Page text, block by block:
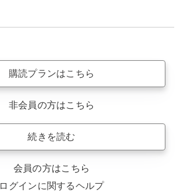
購読プランはこちら
非会員の方はこちら
続きを読む
会員の方はこちら
ログインに関するヘルプ